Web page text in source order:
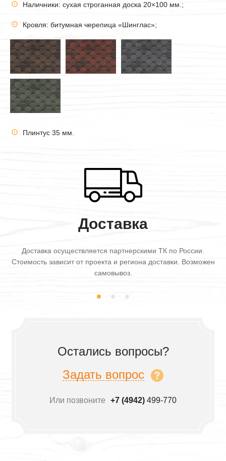
Наличники: сухая строганная доска 20×100 мм.;
Кровля: битумная черепица «Шинглас»;
Плинтус 35 мм.
Доставка
Доставка осуществляется партнерскими ТК по России.
Стоимость зависит от проекта и региона доставки. Возможен
самовывоз.
Остались вопросы?
Задать вопрос
Или позвоните +7 (4942) 499-770